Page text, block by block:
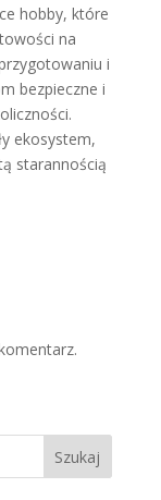
hobby, które
na
i
bezpieczne i
ekosystem,
starannością
Szukaj